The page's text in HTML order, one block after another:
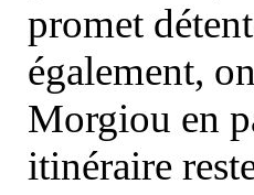
promet
également,
Morgiou en
itinéraire